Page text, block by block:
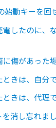
始動キーを回
電したのに、
傷があった
きは、自分
きは、代理
消し忘れま